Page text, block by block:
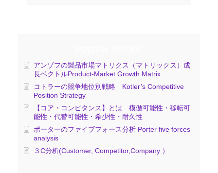
アンゾフの製品市場マトリクス（マトリックス）成
長ベクトルProduct-Market Growth Matrix
コトラーの競争地位別戦略 Kotler’s Competitive
Position Strategy
【コア・コンピタンス】とは 模倣可能性・移転可
能性・代替可能性・希少性・耐久性
ポーターのファイブフォース分析 Porter five forces
analysis
３C分析(Customer, Competitor,Company ）